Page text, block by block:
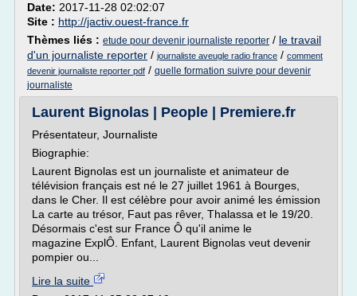
Date: 2017-11-28 02:02:07
Site : http://jactiv.ouest-france.fr
Thèmes liés : etude pour devenir journaliste reporter / le travail
d'un journaliste reporter / journaliste aveugle radio france / comment
devenir journaliste reporter pdf / quelle formation suivre pour devenir
journaliste
Laurent Bignolas | People | Premiere.fr
Présentateur, Journaliste
Biographie:
Laurent Bignolas est un journaliste et animateur de
télévision français est né le 27 juillet 1961 à Bourges,
dans le Cher. Il est célèbre pour avoir animé les émission
La carte au trésor, Faut pas rêver, Thalassa et le 19/20.
Désormais c'est sur France Ô qu'il anime le
magazine ExplÔ. Enfant, Laurent Bignolas veut devenir
pompier ou...
Lire la suite